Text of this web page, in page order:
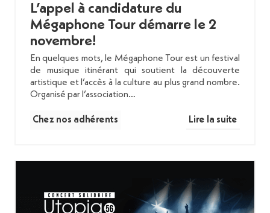
L’appel à candidature du
Mégaphone Tour démarre le 2
novembre!
En quelques mots, le Mégaphone Tour est un festival
de musique itinérant qui soutient la découverte
artistique et l’accès à la culture au plus grand nombre.
Organisé par l’association…
Chez nos adhérents Lire la suite